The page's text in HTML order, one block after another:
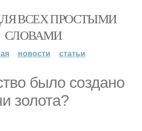
ВСЕХ ПРОСТЫМИ
СЛОВАМИ
новости статьи
было создано
золота?